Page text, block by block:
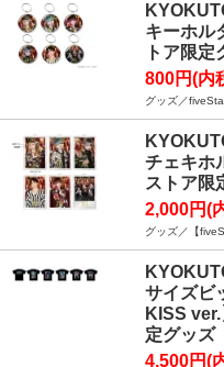
キーホル
トア限定
800円(内
グッズ／
チェキホ
ストア限
2,000円(
グッズ／【
サイズビ
KISS
定グッズ
4,500円(